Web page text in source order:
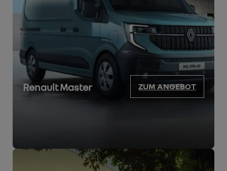
Renault Master ZUM ANGEBOT